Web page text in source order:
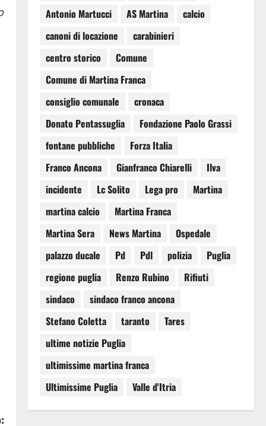
Antonio Martucci
AS Martina
calcio
canoni di locazione
carabinieri
centro storico
Comune
Comune di Martina Franca
consiglio comunale
cronaca
Donato Pentassuglia
Fondazione Paolo Grassi
fontane pubbliche
Forza Italia
Franco Ancona
Gianfranco Chiarelli
Ilva
incidente
Lc Solito Lega pro
Martina
martina calcio
Martina Franca
Martina Sera
News Martina
Ospedale
palazzo ducale
Pd Pdl polizia
Puglia
regione puglia
Renzo Rubino
Rifiuti
sindaco
sindaco franco ancona
Stefano Coletta
taranto
Tares
ultime notizie Puglia
ultimissime martina franca
Ultimissime Puglia
Valle d'Itria